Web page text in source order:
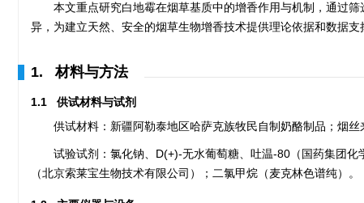
本文重点研究白地霉在烟草基质中的增香作用与机制，通过
异，为建立天然、安全的烟草生物增香技术提供理论依据和数据支
1. 材料与方法
1.1 供试材料与试剂
供试材料：新疆阿勒泰地区哈萨克族牧民自制奶酪制品；烟
试验试剂：氯化钠、D(+)-无水葡萄糖、吐温-80（国药集团
（北京索莱宝生物技术有限公司）；二氯甲烷（麦克林色谱纯）。